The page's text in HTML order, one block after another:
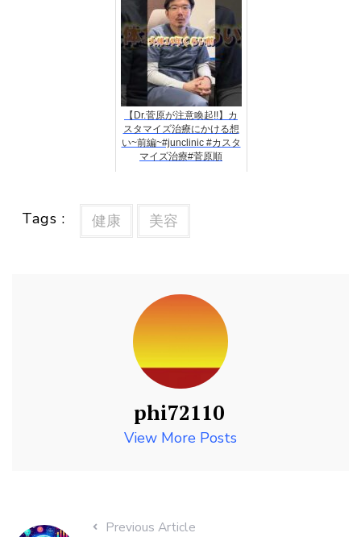
【Dr.菅原が注意喚起!!】カ
スタマイズ治療にかける想
い~前編~#junclinic #カスタ
マイズ治療#菅原順
Tags : 健康 美容
phi72110
View More Posts
Previous Article